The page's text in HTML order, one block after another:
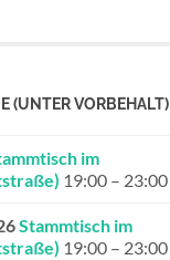
(UNTER VORBEHALT)
im
19:00 – 23:00
Stammtisch im
19:00 – 23:00